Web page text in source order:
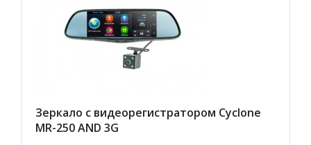
Зеркало с видеорегистратором Cyclone
MR-250 AND 3G